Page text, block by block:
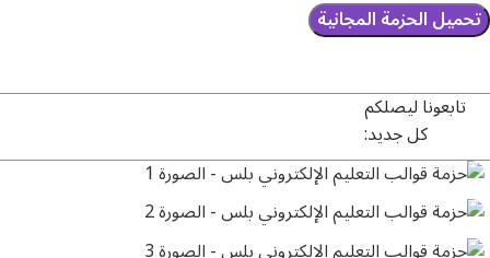
تحميل الحزمة المجانية
تابعونا ليصلكم
كل جديد: